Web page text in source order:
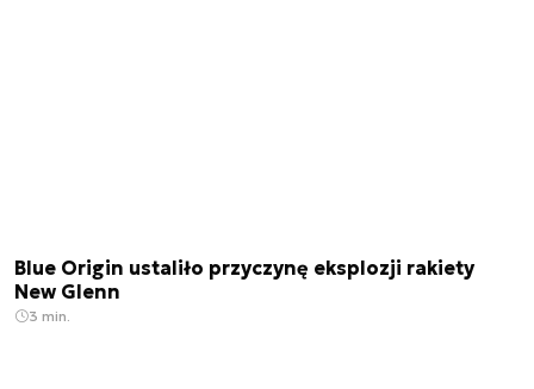
Blue Origin ustaliło przyczynę eksplozji rakiety
New Glenn
3 min.